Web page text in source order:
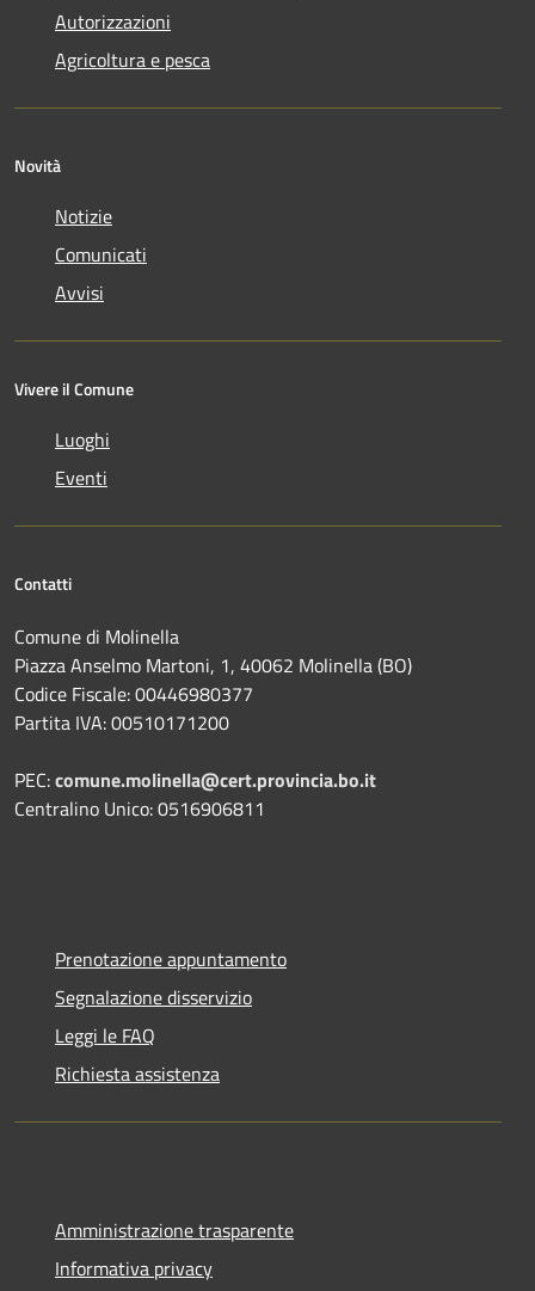
Autorizzazioni
Agricoltura e pesca
Novità
Notizie
Comunicati
Avvisi
Vivere il Comune
Luoghi
Eventi
Contatti
Comune di Molinella
Piazza Anselmo Martoni, 1, 40062 Molinella (BO)
Codice Fiscale: 00446980377
Partita IVA: 00510171200
PEC:comune.molinella@cert.provincia.bo.it
Centralino Unico: 0516906811
Prenotazione appuntamento
Segnalazione disservizio
Leggi le FAQ
Richiesta assistenza
Amministrazione trasparente
Informativa privacy